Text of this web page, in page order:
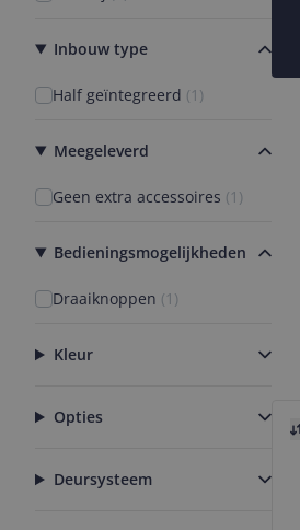
Inbouw type
Half geïntegreerd (1 )
Meegeleverd
Geen extra accessoires (1 )
Bedieningsmogelijkheden
Draaiknoppen (1 )
Kleur
Opties
Deursysteem